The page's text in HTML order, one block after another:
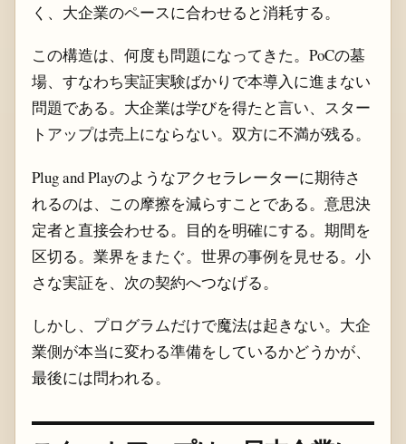
く、大企業のペースに合わせると消耗する。
この構造は、何度も問題になってきた。PoCの墓
場、すなわち実証実験ばかりで本導入に進まない
問題である。大企業は学びを得たと言い、スター
トアップは売上にならない。双方に不満が残る。
Plug and Playのようなアクセラレーターに期待さ
れるのは、この摩擦を減らすことである。意思決
定者と直接会わせる。目的を明確にする。期間を
区切る。業界をまたぐ。世界の事例を見せる。小
さな実証を、次の契約へつなげる。
しかし、プログラムだけで魔法は起きない。大企
業側が本当に変わる準備をしているかどうかが、
最後には問われる。